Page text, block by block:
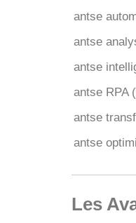
antse
antse
antse
antse RPA
antse
antse
Les